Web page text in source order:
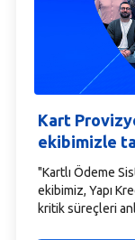
Kart
ekibimizle
"Kartlı Ödeme
ekibimiz, Yapı
kritik süreçleri